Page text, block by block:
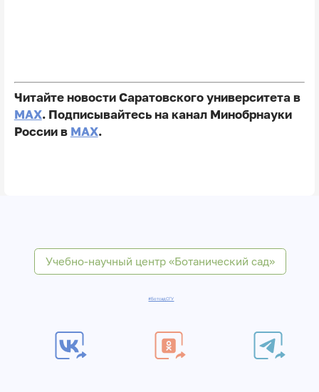
Читайте новости Саратовского университета в
MAX. Подписывайтесь на канал Минобрнауки
России в MAX.
Учебно-научный центр «Ботанический сад»
#БотсадСГУ